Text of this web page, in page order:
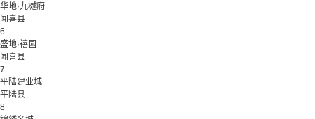
华地·九樾府
闻喜县
6
盛地·禧园
闻喜县
7
平陆建业城
平陆县
8